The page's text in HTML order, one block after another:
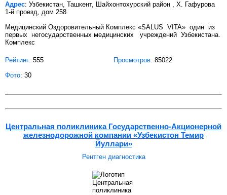
Адрес: Узбекистан, Ташкент, Шайхонтохурский район , Х. Гафурова
1-й проезд, дом 258
Медицинский Оздоровительный Комплекс «SALUS VITA» один из
первых негосударственных медицинских учреждений Узбекистана.
Комплекс
Рейтинг: 555 Просмотров: 85022
Фото: 30
Центральная поликлиника Государственно-Акционерной
железнодорожной компании «Узбекистон Темир
Йуллари»
Рентген диагностика